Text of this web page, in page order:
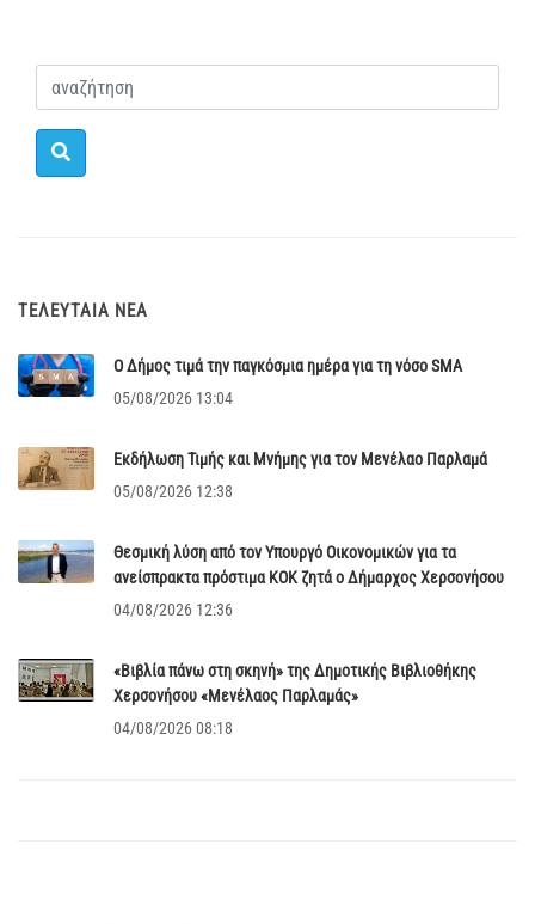
ΤΕΛΕΥΤΑΊΑ ΝΈΑ
Ο Δήμος τιμά την παγκόσμια ημέρα για τη νόσο SMA
05/08/2026 13:04
Εκδήλωση Τιμής και Μνήμης για τον Μενέλαο Παρλαμά
05/08/2026 12:38
Θεσμική λύση από τον Υπουργό Οικονομικών για τα
ανείσπρακτα πρόστιμα ΚΟΚ ζητά ο Δήμαρχος Χερσονήσου
04/08/2026 12:36
«Βιβλία πάνω στη σκηνή» της Δημοτικής Βιβλιοθήκης
Χερσονήσου «Μενέλαος Παρλαμάς»
04/08/2026 08:18